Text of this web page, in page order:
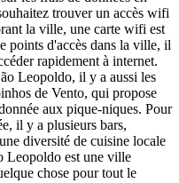
trouver un accès wifi
la ville, une carte wifi est
points d'accès dans la ville, il
rapidement à internet.
Leopoldo, il y a aussi les
de Vento, qui propose
aux pique-niques. Pour
il y a plusieurs bars,
diversité de cuisine locale
est une ville
chose pour tout le